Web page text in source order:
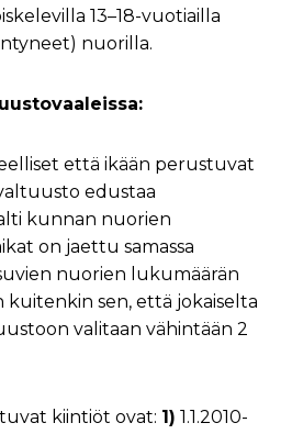
13–18-vuotiailla
nuorilla.
että ikään perustuvat
edustaa
kunnan nuorien
on jaettu samassa
nuorien lukumäärän
kuitenkin sen, että jokaiselta
valitaan vähintään 2
kiintiöt ovat: 1) 1.1.2010-